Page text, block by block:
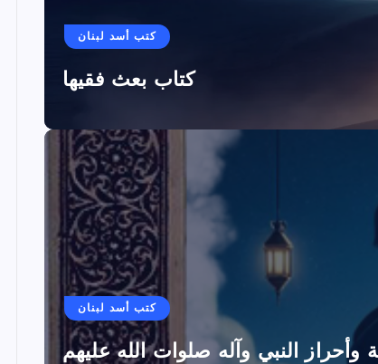
كتب أسد لبنان
كتاب بعث فقيها
كتب أسد لبنان
وأحراز النبي وآله صلوات الله عليهم